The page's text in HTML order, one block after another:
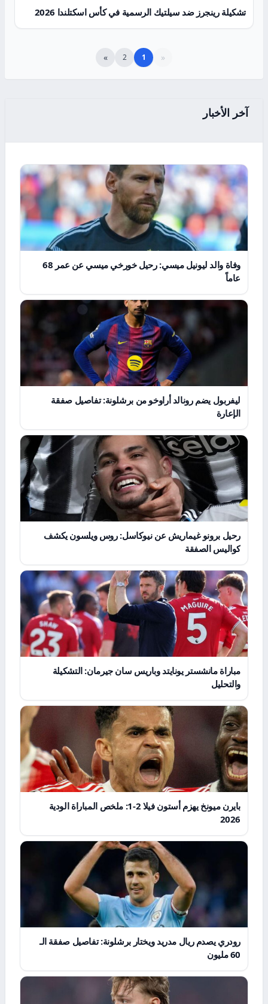
تشكيلة رينجرز ضد سيلتيك الرسمية في كأس اسكتلندا 2026
«
1
2
»
آخر الأخبار
وفاة والد ليونيل ميسي: رحيل خورخي ميسي عن عمر 68
عاماً
ليفربول يضم رونالد أراوخو من برشلونة: تفاصيل صفقة
الإعارة
رحيل برونو غيماريش عن نيوكاسل: روس ويلسون يكشف
كواليس الصفقة
مباراة مانشستر يونايتد وباريس سان جيرمان: التشكيلة
والتحليل
بايرن ميونخ يهزم أستون فيلا 2-1: ملخص المباراة الودية
2026
رودري يصدم ريال مدريد ويختار برشلونة: تفاصيل صفقة الـ
60 مليون